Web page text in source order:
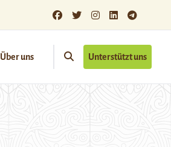
Über uns Unterstützt uns